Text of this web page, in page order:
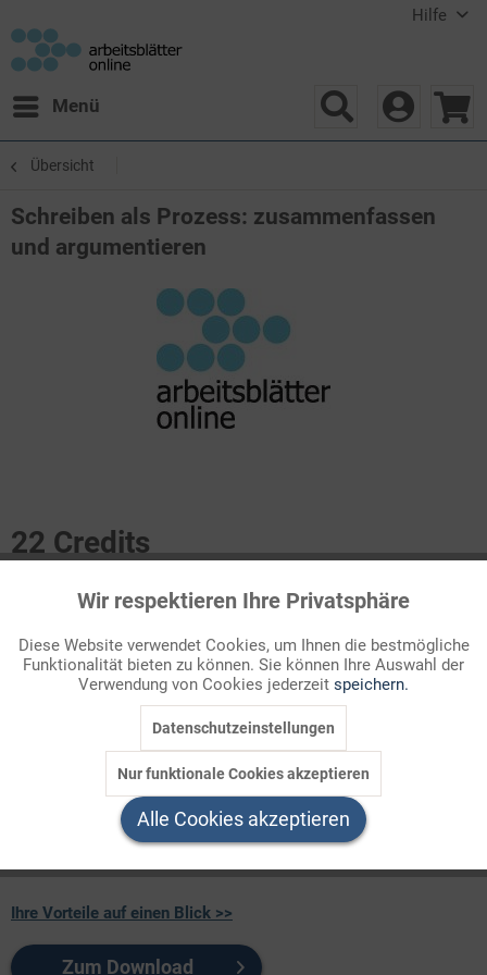
Hilfe
Menü
Übersicht
Schreiben als Prozess: zusammenfassen
und argumentieren
22 Credits
Test und Klassenarbeit zum Thema "Argumentieren"
Test und Klassenarbeit zum Thema "Argumentieren". Mit
Ihre Vorteile auf einen Blick >>
Zum Download
Funktionale Aktiv
Marketing Inaktiv
Inaktiv
Wir respektieren Ihre Privatsphäre
Diese Website verwendet Cookies, um Ihnen die bestmögliche
Funktionalität bieten zu können. Sie können Ihre Auswahl der
Verwendung von Cookies jederzeit speichern.
Datenschutzeinstellungen
Nur funktionale Cookies akzeptieren
Alle Cookies akzeptieren